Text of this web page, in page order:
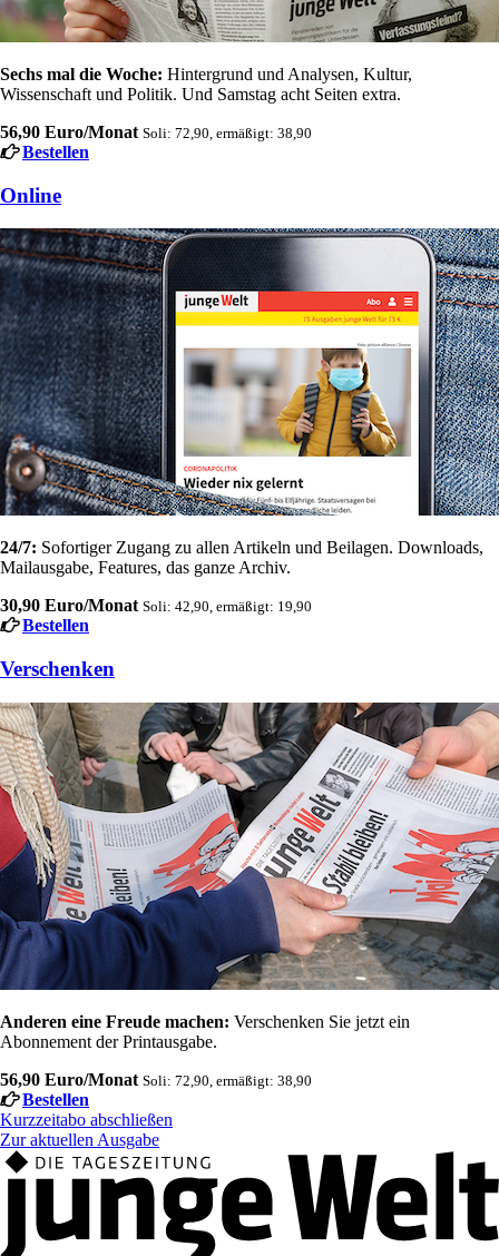
Sechs mal die Woche: Hintergrund und Analysen, Kultur,
Wissenschaft und Politik. Und Samstag acht Seiten extra.
56,90 Euro/Monat Soli: 72,90, ermäßigt: 38,90
Bestellen
Online
24/7: Sofortiger Zugang zu allen Artikeln und Beilagen. Downloads,
Mailausgabe, Features, das ganze Archiv.
30,90 Euro/Monat Soli: 42,90, ermäßigt: 19,90
Bestellen
Verschenken
Anderen eine Freude machen: Verschenken Sie jetzt ein
Abonnement der Printausgabe.
56,90 Euro/Monat Soli: 72,90, ermäßigt: 38,90
Bestellen
Kurzzeitabo abschließen
Zur aktuellen Ausgabe